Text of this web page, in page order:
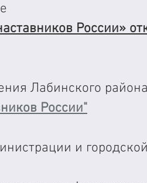
России»
Лабинского
России"
и